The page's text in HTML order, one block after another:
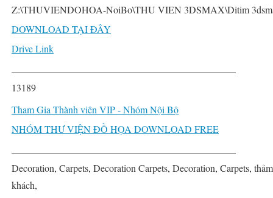
Z:\THUVIENDOHOA-NoiBo\THU VIEN 3DSMAX\Ditim
DOWNLOAD TẠI ĐÂY
Drive Link
13189
Tham Gia Thành viên VIP - Nhóm Nội Bộ
NHÓM THƯ VIỆN ĐỒ HỌA DOWNLOAD FREE
Decoration, Carpets, Decoration Carpets, Decoration, Carpets,
khách,